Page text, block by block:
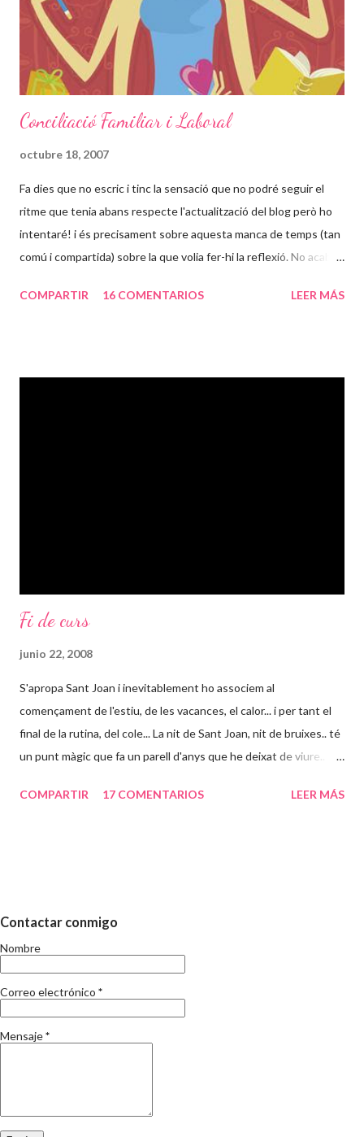
imaginar en quin estat psicologic deu estar aquesta dona que
ara té 42 anys. Com no s'ha pog...
Conciliació Familiar i Laboral
octubre 18, 2007
Fa dies que no escric i tinc la sensació que no podré seguir el
ritme que tenia abans respecte l'actualització del blog però ho
intentaré! i és precisament sobre aquesta manca de temps (tan
comú i compartida) sobre la que volia fer-hi la reflexió. No acabo
en quant al tema dels horaris. És un tema que juntament amb les
COMPARTIR 16 COMENTARIOS LEER MÁS
Fi de curs
junio 22, 2008
S'apropa Sant Joan i inevitablement ho associem al
començament de l'estiu, de les vacances, el calor... i per tant el
final de la rutina, del cole... La nit de Sant Joan, nit de bruixes.. té
un punt màgic que fa un parell d'anys que he deixat de viure..
acabats els examens canviava de vida i tot i treballar tot era
aporto res nou, si més no, el meu punt de vista el deveu deduir.
COMPARTIR 17 COMENTARIOS LEER MÁS
Contactar conmigo
Nombre
Correo electrónico *
Mensaje*